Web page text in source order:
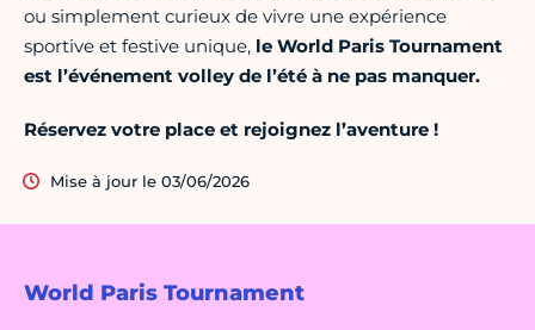
World Paris Tournament
ou simplement curieux de vivre une expérience
sportive et festive unique, le World Paris Tournament
est l’événement volley de l’été à ne pas manquer.
Réservez votre place et rejoignez l’aventure !
Mise à jour le 03/06/2026